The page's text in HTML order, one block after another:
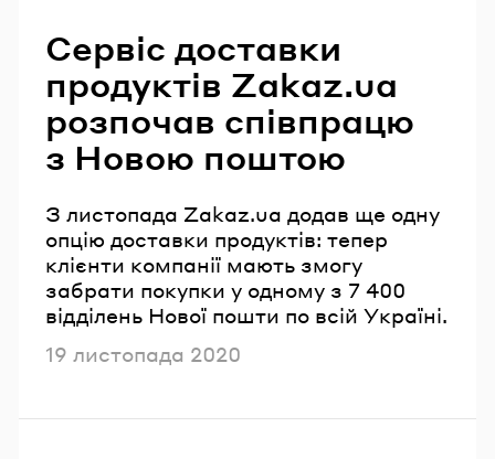
Сервіс доставки
продуктів Zakaz.ua
розпочав співпрацю
з Новою поштою
З листопада Zakaz.ua додав ще одну
опцію доставки продуктів: тепер
клієнти компанії мають змогу
забрати покупки у одному з 7 400
відділень Нової пошти по всій Україні.
Опубліковано
19 листопада 2020